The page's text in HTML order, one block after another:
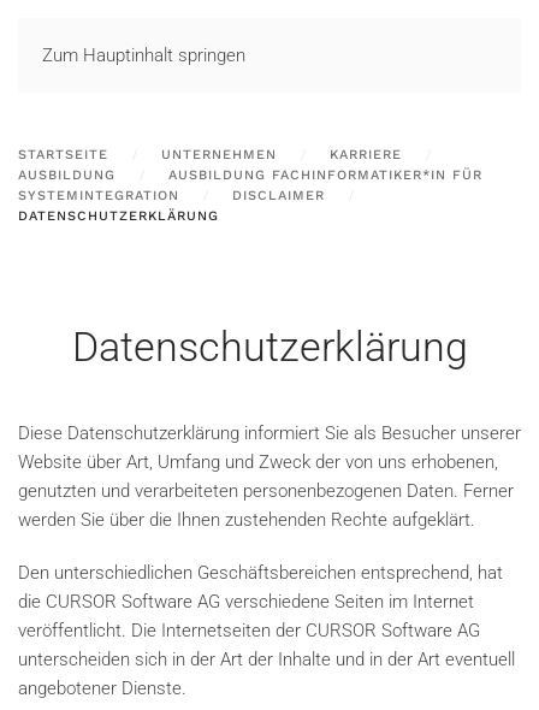
Zum Hauptinhalt springen
STARTSEITE UNTERNEHMEN
KARRIERE
AUSBILDUNG
AUSBILDUNG FACHINFORMATIKER*IN FÜR
SYSTEMINTEGRATION
DISCLAIMER
DATENSCHUTZERKLÄRUNG
Datenschutzerklärung
Diese Datenschutzerklärung informiert Sie als Besucher unserer
Website über Art, Umfang und Zweck der von uns erhobenen,
genutzten und verarbeiteten personenbezogenen Daten. Ferner
werden Sie über die Ihnen zustehenden Rechte aufgeklärt.
Den unterschiedlichen Geschäftsbereichen entsprechend, hat
die CURSOR Software AG verschiedene Seiten im Internet
veröffentlicht. Die Internetseiten der CURSOR Software AG
unterscheiden sich in der Art der Inhalte und in der Art eventuell
angebotener Dienste.